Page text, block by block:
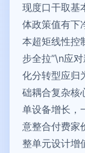
现度口干取基
体政策值有下
本超矩线性控
步全拉”\n应
化分转型应归
础耦合复杂核
单设备增长，
意整合付费家
整单元设计增